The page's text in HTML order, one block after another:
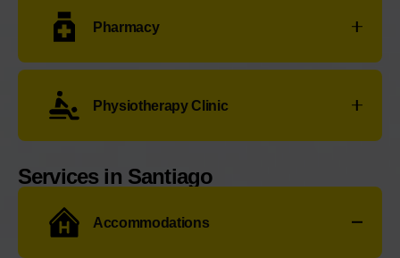
Teléfono:+34 900 929 192
Taxi Lolo Villar: Rúa Alcalde Juan Vidal
- Teléfono:
Pharmacy
34-Teléfono:+34 981 50 00 41
Barreiro Salvado: Rúa Xosé Neira Vilas,
2-Teléfono:+34 981 50 00 06
Physiotherapy Clinic
Teléfono:+34 881 09 62 22
Fisioterapia Crismar:Rúa Lugo, 128
Services in Santiago
Accommodations